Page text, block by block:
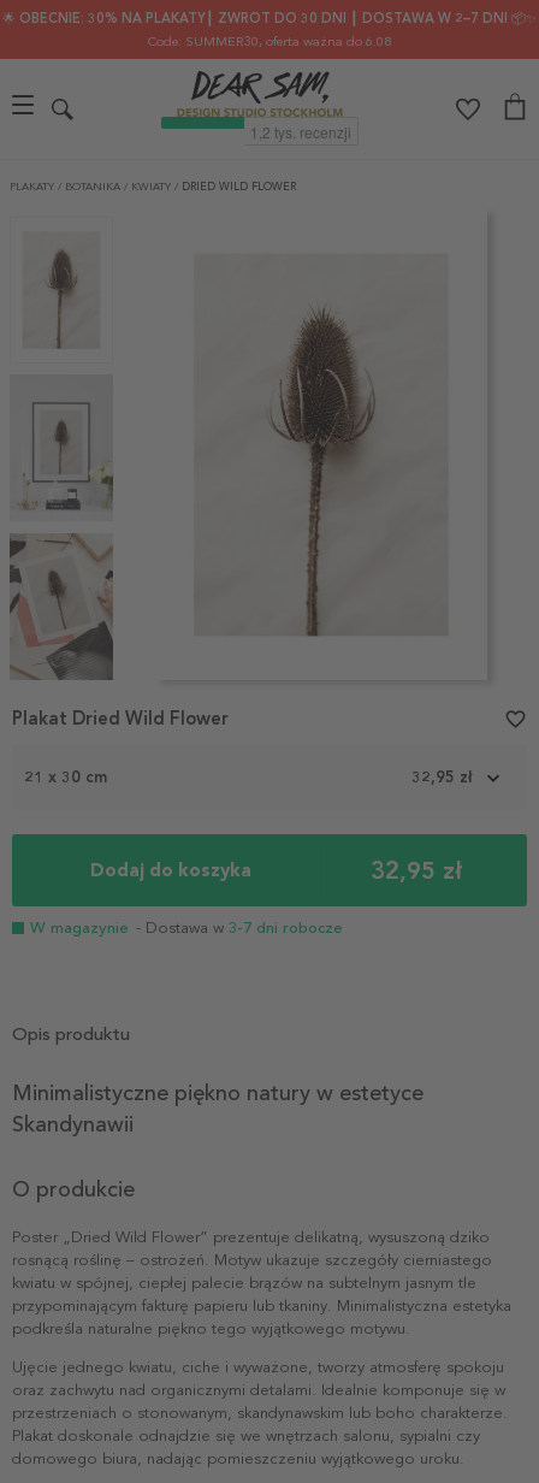
🌟 OBECNIE: 30% NA PLAKATY┃ ZWROT DO 30 DNI ┃ DOSTAWA W 2–7 DNI 📦✨
Code: SUMMER30, oferta ważna do 6.08
PLAKATY / BOTANIKA / KWIATY / DRIED WILD FLOWER
1
21 x 30 cm 32,95 zł
Dodaj do koszyka 32,95 zł
W magazynie - Dostawa w 3-7 dni robocze
Plakat Dried Wild Flower favorite_border
Opis produktu
Minimalistyczne piękno natury w estetyce
Skandynawii
O produkcie
Poster „Dried Wild Flower” prezentuje delikatną, wysuszoną dziko
rosnącą roślinę – ostrożeń. Motyw ukazuje szczegóły cierniastego
kwiatu w spójnej, ciepłej palecie brązów na subtelnym jasnym tle
przypominającym fakturę papieru lub tkaniny. Minimalistyczna estetyka
podkreśla naturalne piękno tego wyjątkowego motywu.
Ujęcie jednego kwiatu, ciche i wyważone, tworzy atmosferę spokoju
oraz zachwytu nad organicznymi detalami. Idealnie komponuje się w
przestrzeniach o stonowanym, skandynawskim lub boho charakterze.
Plakat doskonale odnajdzie się we wnętrzach salonu, sypialni czy
domowego biura, nadając pomieszczeniu wyjątkowego uroku.